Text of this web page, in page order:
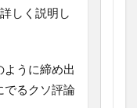
しく説明し
うに締め出
でるクソ評論